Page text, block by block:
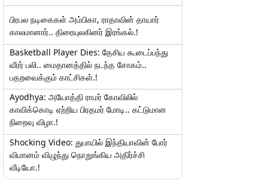
பிரபல நடிகைகள் அம்பிகா, ராதாவின் தாயார்
காலமானார்.. திரையுலகினர் இரங்கல்.!
Basketball Player Dies: தேசிய கூடைப்பந்து
வீரர் பலி.. மைதானத்தில் நடந்த சோகம்..
பதறவைக்கும் காட்சிகள்.!
Ayodhya: அயோத்தி ராமர் கோவிலில்
காவிக்கொடி ஏற்றிய பிரதமர் மோடி.. கட்டுமான
நிறைவு விழா.!
Shocking Video: துபாயில் இந்தியாவின் போர்
விமானம் விழுந்து நொறுங்கிய அதிர்ச்சி
வீடியோ.!